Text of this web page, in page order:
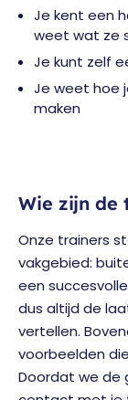
Je kent een
weet wat ze
Je kunt zelf
Je weet hoe
maken
Wie zijn de
Onze trainers
vakgebied:
een
dus altijd de
vertellen.
voorbeelden
Doordat we de